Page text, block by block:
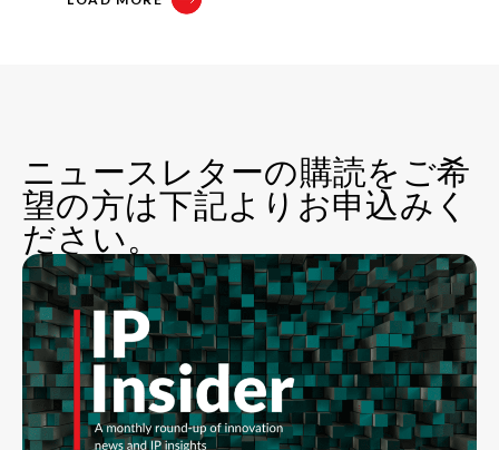
ニュースレターの購読をご希
望の方は下記よりお申込みく
ださい。